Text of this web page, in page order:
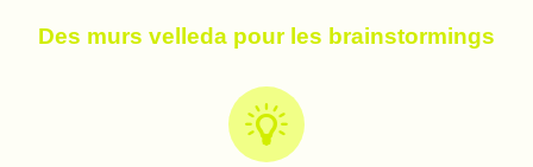
Des murs velleda pour les brainstormings